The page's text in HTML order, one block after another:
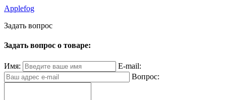
Applefog
Задать вопрос
Задать вопрос о товаре:
Имя:
E-mail:
Вопрос: